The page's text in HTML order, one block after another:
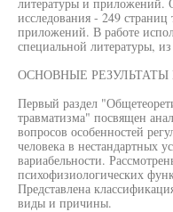
исследования - 249
приложений. В работе
специальной литературы,
ОСНОВНЫЕ
Первый раздел
травматизма" посвящен
вопросов особенностей
человека в нестандартных
вариабельности.
психофизиологических
Представлена
виды и причины.